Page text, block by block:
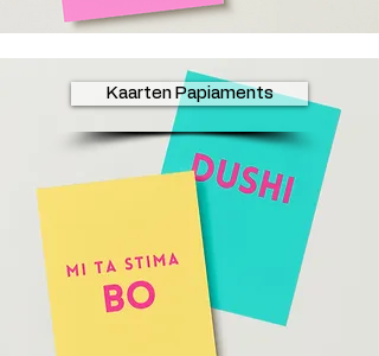
Kaarten Papiaments